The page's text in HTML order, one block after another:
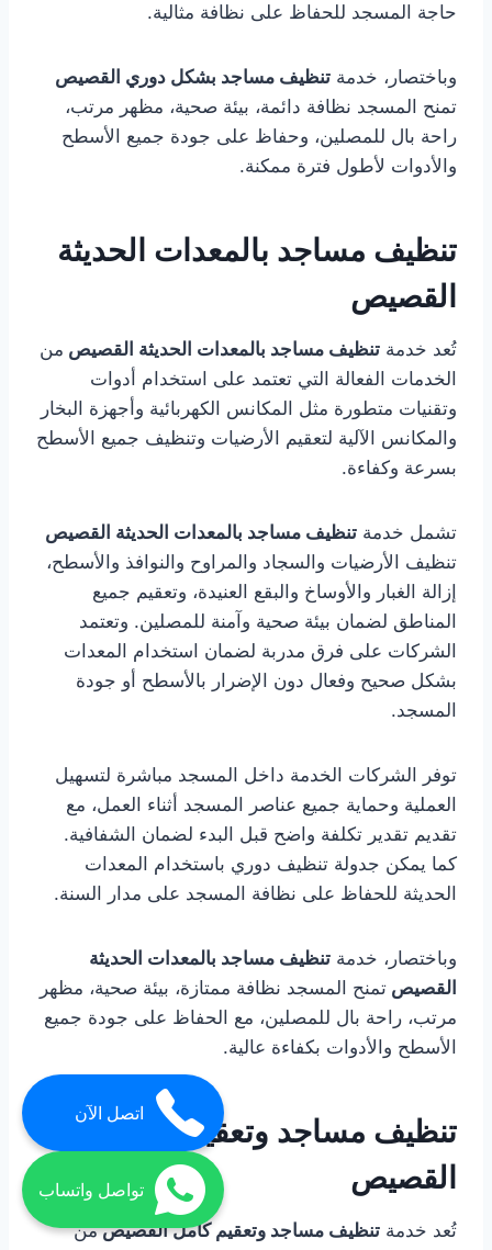
حاجة المسجد للحفاظ على نظافة مثالية.
وباختصار، خدمة تنظيف مساجد بشكل دوري القصيص
تمنح المسجد نظافة دائمة، بيئة صحية، مظهر مرتب،
راحة بال للمصلين، وحفاظ على جودة جميع الأسطح
والأدوات لأطول فترة ممكنة.
تنظيف مساجد بالمعدات الحديثة
القصيص
تُعد خدمة تنظيف مساجد بالمعدات الحديثة القصيص من
الخدمات الفعالة التي تعتمد على استخدام أدوات
وتقنيات متطورة مثل المكانس الكهربائية وأجهزة البخار
والمكانس الآلية لتعقيم الأرضيات وتنظيف جميع الأسطح
بسرعة وكفاءة.
تشمل خدمة تنظيف مساجد بالمعدات الحديثة القصيص
تنظيف الأرضيات والسجاد والمراوح والنوافذ والأسطح،
إزالة الغبار والأوساخ والبقع العنيدة، وتعقيم جميع
المناطق لضمان بيئة صحية وآمنة للمصلين. وتعتمد
الشركات على فرق مدربة لضمان استخدام المعدات
بشكل صحيح وفعال دون الإضرار بالأسطح أو جودة
المسجد.
توفر الشركات الخدمة داخل المسجد مباشرة لتسهيل
العملية وحماية جميع عناصر المسجد أثناء العمل، مع
تقديم تقدير تكلفة واضح قبل البدء لضمان الشفافية.
كما يمكن جدولة تنظيف دوري باستخدام المعدات
الحديثة للحفاظ على نظافة المسجد على مدار السنة.
وباختصار، خدمة تنظيف مساجد بالمعدات الحديثة
القصيص تمنح المسجد نظافة ممتازة، بيئة صحية، مظهر
مرتب، راحة بال للمصلين، مع الحفاظ على جودة جميع
الأسطح والأدوات بكفاءة عالية.
تنظيف مساجد وتعقيم كامل
القصيص
تُعد خدمة تنظيف مساجد وتعقيم كامل القصيصمن
اتصل الآن
تواصل واتساب